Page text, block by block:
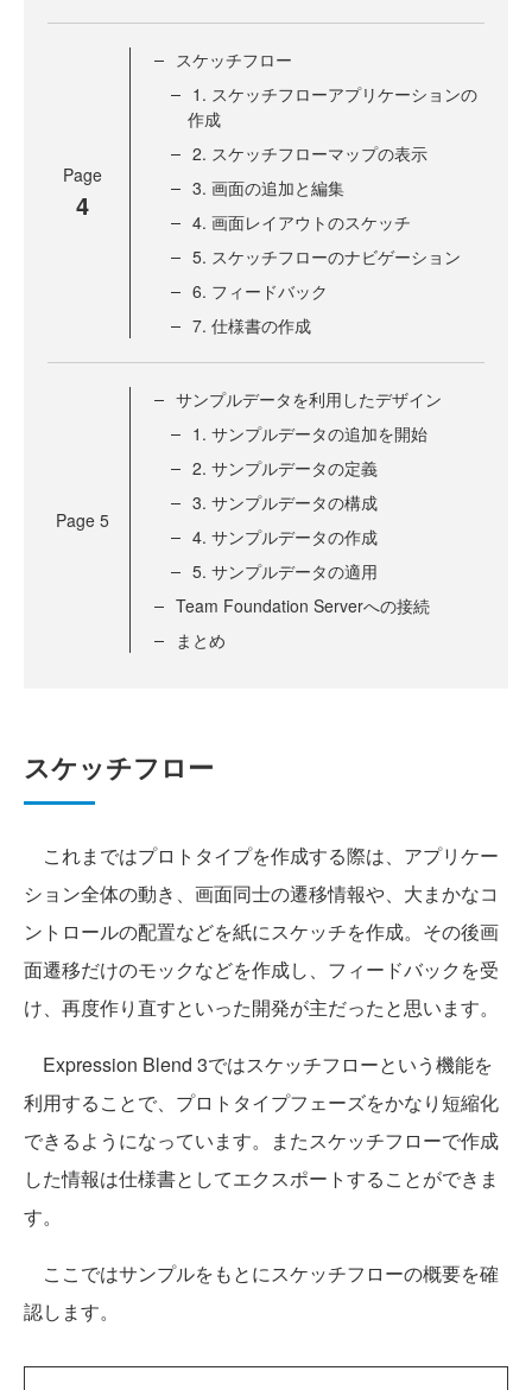
Page
4
スケッチフロー
1. スケッチフローアプリケーションの
作成
2. スケッチフローマップの表示
3. 画面の追加と編集
4. 画面レイアウトのスケッチ
5. スケッチフローのナビゲーション
6. フィードバック
7. 仕様書の作成
Page 5
サンプルデータを利用したデザイン
1. サンプルデータの追加を開始
2. サンプルデータの定義
3. サンプルデータの構成
4. サンプルデータの作成
5. サンプルデータの適用
Team Foundation Serverへの接続
まとめ
スケッチフロー
これまではプロトタイプを作成する際は、アプリケー
ション全体の動き、画面同士の遷移情報や、大まかなコ
ントロールの配置などを紙にスケッチを作成。その後画
面遷移だけのモックなどを作成し、フィードバックを受
け、再度作り直すといった開発が主だったと思います。
Expression Blend 3ではスケッチフローという機能を
利用することで、プロトタイプフェーズをかなり短縮化
できるようになっています。またスケッチフローで作成
した情報は仕様書としてエクスポートすることができま
す。
ここではサンプルをもとにスケッチフローの概要を確
認します。